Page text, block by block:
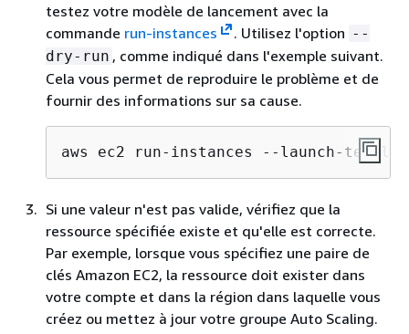
testez votre modèle de lancement avec la
commande run-instances . Utilisez l'option --
dry-run , comme indiqué dans l'exemple suivant.
Cela vous permet de reproduire le problème et de
fournir des informations sur sa cause.
aws ec2 run-instances --launch-template
Si une valeur n'est pas valide, vérifiez que la
ressource spécifiée existe et qu'elle est correcte.
Par exemple, lorsque vous spécifiez une paire de
clés Amazon EC2, la ressource doit exister dans
votre compte et dans la région dans laquelle vous
créez ou mettez à jour votre groupe Auto Scaling.